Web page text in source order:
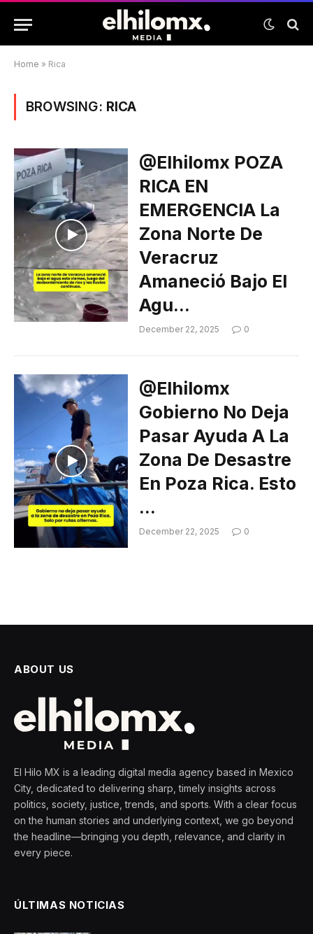
Home » Rica
BROWSING: RICA
@elhilomx POZA
RICA EN
EMERGENCIA La
Zona Norte De
Veracruz
Amaneció Bajo El
Agu…
December 22, 2025 0
@elhilomx
Gobierno No Deja
Pasar Ayuda A La
Zona De Desastre
En Poza Rica. Esto
…
December 22, 2025 0
ABOUT US
El Hilo MX is a leading digital media agency based in Mexico
City, dedicated to delivering sharp, timely insights across
politics, society, justice, trends, and sports. With a clear focus
on the human stories and underlying context, we go beyond
the headline—bringing you depth, relevance, and clarity in
every piece.
ÚLTIMAS NOTICIAS